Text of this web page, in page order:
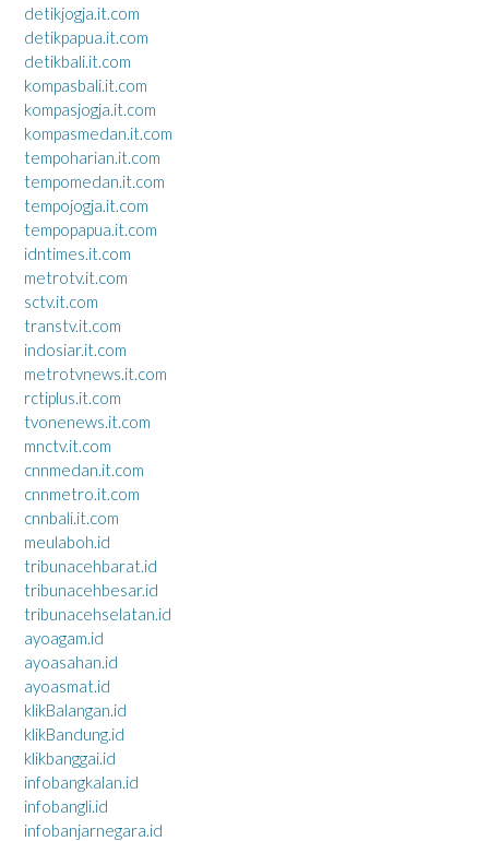
detikjogja.it.com
detikpapua.it.com
detikbali.it.com
kompasbali.it.com
kompasjogja.it.com
kompasmedan.it.com
tempoharian.it.com
tempomedan.it.com
tempojogja.it.com
tempopapua.it.com
idntimes.it.com
metrotv.it.com
sctv.it.com
transtv.it.com
indosiar.it.com
metrotvnews.it.com
rctiplus.it.com
tvonenews.it.com
mnctv.it.com
cnnmedan.it.com
cnnmetro.it.com
cnnbali.it.com
meulaboh.id
tribunacehbarat.id
tribunacehbesar.id
tribunacehselatan.id
ayoagam.id
ayoasahan.id
ayoasmat.id
klikBalangan.id
klikBandung.id
klikbanggai.id
infobangkalan.id
infobangli.id
infobanjarnegara.id